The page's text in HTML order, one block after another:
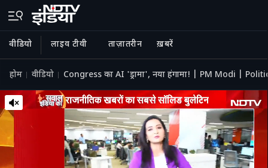
वीडियो लाइव टीवी ताज़ातरीन ख़बरें
होम वीडियो Congress का AI 'ड्रामा', नया हंगामा! | PM Modi |